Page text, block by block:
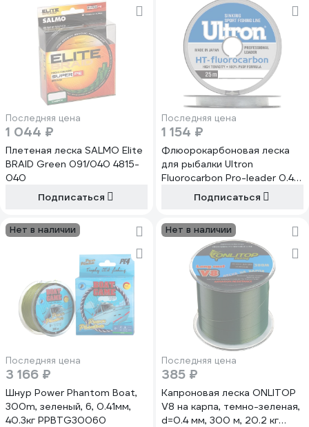
Последняя цена
1 044 ₽
Плетеная леска SALMO Elite
BRAID Green 091/040 4815-
040
Подписаться
Последняя цена
1 154 ₽
Флюорокарбоновая леска
для рыбалки Ultron
Fluorocarbon Pro-leader 0.40
мм, 12.4 кг, 25 м, прозрачная
Подписаться
Нет в наличии
Последняя цена
3 166 ₽
Шнур Power Phantom Boat,
300m, зеленый, 6, 0.41мм,
40.3кг PPBTG30060
Нет в наличии
Последняя цена
385 ₽
Капроновая леска ONLITOP
V8 на карпа, темно-зеленая,
d=0.4 мм, 300 м, 20.2 кг